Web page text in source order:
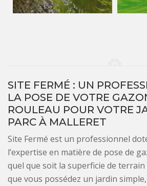
SITE FERMÉ : UN
LA POSE DE VOTRE
ROULEAU POUR VOTRE
PARC À MALLERET
Site Fermé est un professionnel
l’expertise en matière de pose de
quel que soit la superficie de
que vous possédez un jardin